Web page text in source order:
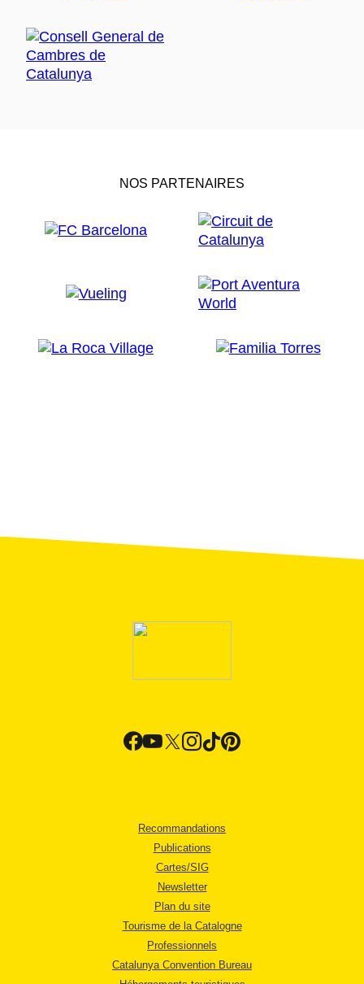
NOS PARTENAIRES
Recommandations
Publications
Cartes/SIG
Newsletter
Plan du site
Tourisme de la Catalogne
Professionnels
Catalunya Convention Bureau